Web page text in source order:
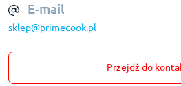
E-mail
sklep@primecook.pl
Przejdź do